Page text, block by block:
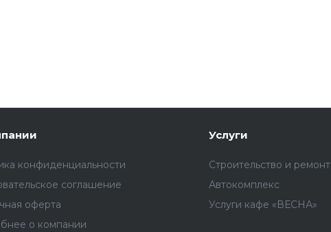
конфиденциальности
соглашение
оферта
о компании
Услуги
Строительство и ремонт
Автокомплекс
Услуги кафе «ВЕСНА»